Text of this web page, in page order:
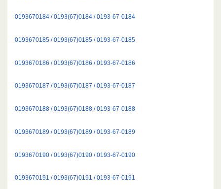
0193670184 / 0193(67)0184 / 0193-67-0184
0193670185 / 0193(67)0185 / 0193-67-0185
0193670186 / 0193(67)0186 / 0193-67-0186
0193670187 / 0193(67)0187 / 0193-67-0187
0193670188 / 0193(67)0188 / 0193-67-0188
0193670189 / 0193(67)0189 / 0193-67-0189
0193670190 / 0193(67)0190 / 0193-67-0190
0193670191 / 0193(67)0191 / 0193-67-0191